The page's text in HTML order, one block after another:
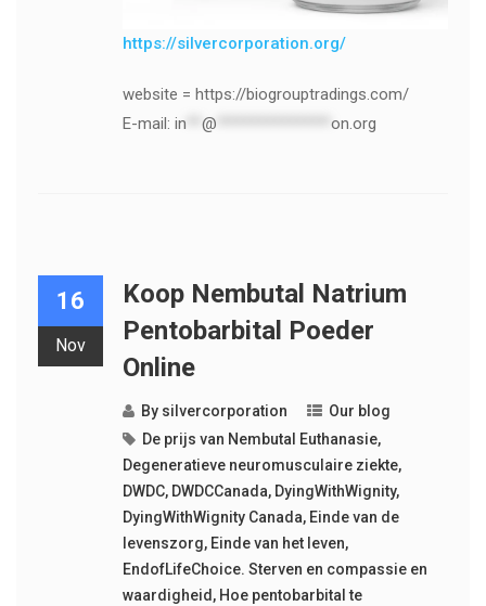
https://silvercorporation.org/
website = https://biogrouptradings.com/
E-mail: in @ on.org
16
Nov
Koop Nembutal Natrium
Pentobarbital Poeder
Online
By silvercorporation
Our blog
De prijs van Nembutal Euthanasie,
Degeneratieve neuromusculaire ziekte,
DWDC, DWDCCanada, DyingWithWignity,
DyingWithWignity Canada, Einde van de
levenszorg, Einde van het leven,
EndofLifeChoice. Sterven en compassie en
waardigheid , Hoe pentobarbital te